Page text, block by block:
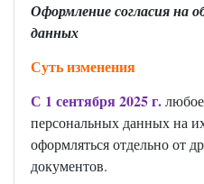
Оформление согласия на
данных
Суть изменения
С 1 сентября 2025 г.любое
персональных данных на
оформляться отдельно от
документов.